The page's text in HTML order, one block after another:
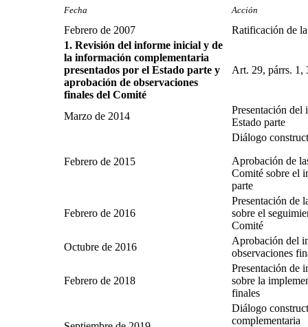
Fecha Acción
Febrero de 2007
Ratificación de
1. Revisión del informe inicial y de
la información complementaria
presentados por el Estado parte y
aprobación de observaciones
finales del Comité
Art. 29, párrs. 1,
Marzo de 2014
Presentación del
Estado parte
Febrero de 2015
Diálogo
Aprobación de
Comité sobre el
parte
Febrero de 2016
Presentación de
sobre el
Comité
Octubre de 2016
Aprobación del
observaciones
Febrero de 2018
Presentación de
sobre la
finales
Diálogo
complementaria